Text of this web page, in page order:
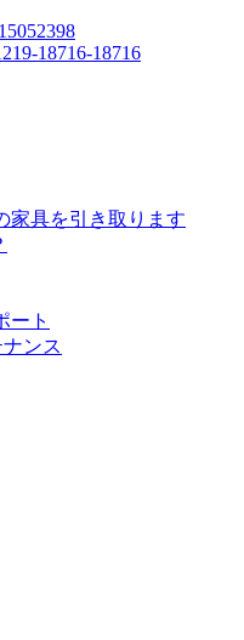
18716-18716